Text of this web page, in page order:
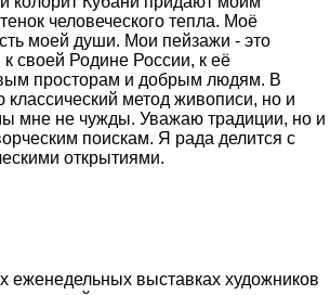
человеческого тепла. Моё
моей души. Мои пейзажи - это
своей Родине России, к её
просторам и добрым людям. В
классический метод живописи, но и
мне не чужды. Уважаю традиции, но и
поискам. Я рада делится с
открытиями.
еженедельных выставках художников